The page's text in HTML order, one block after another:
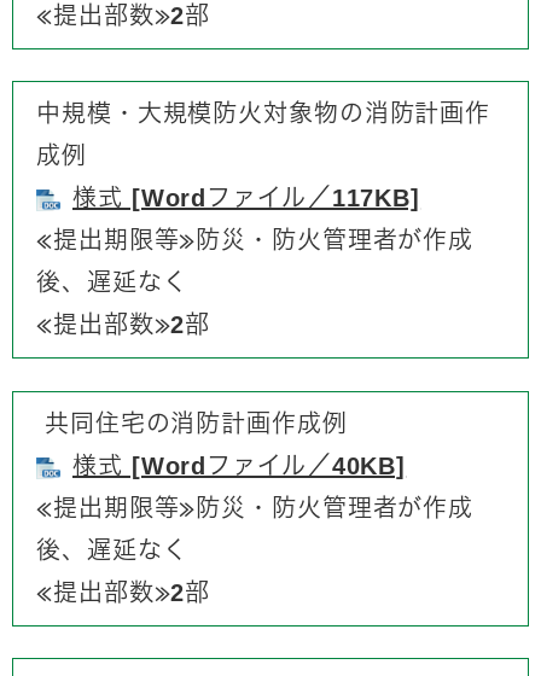
≪提出部数≫2部​
中規模・大規模防火対象物の消防計画作
成例
様式 [Wordファイル／117KB]
≪提出期限等≫防災・防火管理者が作成
後、遅延なく
≪提出部数≫2部​
共同住宅の消防計画作成例
様式 [Wordファイル／40KB]
≪提出期限等≫防災・防火管理者が作成
後、遅延なく
≪提出部数≫2部​